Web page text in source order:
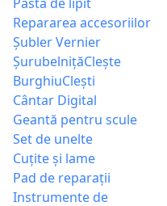
Repararea accesoriilor
Șubler Vernier
ȘurubelnițăClește
BurghiuClești
Cântar Digital
Geantă pentru scule
Set de unelte
Cuțite și lame
Pad de reparații
Instrumente de